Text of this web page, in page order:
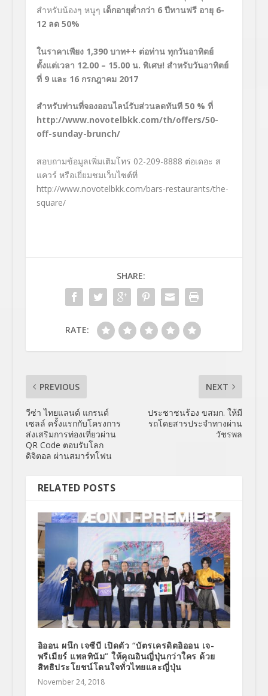
สำหรับน้องๆ หนูๆ เด็กอายุต่ำกว่า 6 ปีทานฟรีอายุ 6-
12 ลด 50%
ในราคาเพียง 1,390 บาท++ ต่อท่าน ทุกวันอาทิตย์
ตั้งแต่เวลา 12.00 – 15.00 น. พิเศษ! สำหรับวันอาทิตย์
ที่ 9 และ 16 กรกฎาคม 2017
สำหรับท่านที่จองออนไลน์รับส่วนลดทันที 50 % ที่
http://www.novotelbkk.com/th/offers/50-
off-sunday-brunch/
สอบถามข้อมูลเพิ่มเติมโทร 02-209-8888 ต่อเดอะ ส
แควร์ หรือเยี่ยมชมเว็บไซต์ที่
http://www.novotelbkk.com/bars-restaurants/the-
square/
SHARE:
RATE:
PREVIOUS
วีซ่า ไทยแลนด์ แกรนด์
เซลล์ ครั้งแรกกับโครงการ
ส่งเสริมการท่องเที่ยวผ่าน
QR Code ตอบรับโลก
ดิจิตอล ผ่านสมาร์ทโฟน
NEXT
ประชาชนร้อง ขสมก. ให้มี
รถโดยสารประจำทางผ่าน
วัชรพล
RELATED POSTS
อิออน ผนึก เจซีบี เปิดตัว “บัตรเครดิตอิออน เจ-
พรีเมียร์ แพลทินัม” ให้คุณอินญี่ปุ่นกว่าใคร ด้วย
สิทธิประโยชน์โดนใจทั่วไทยและญี่ปุ่น
November 24, 2018